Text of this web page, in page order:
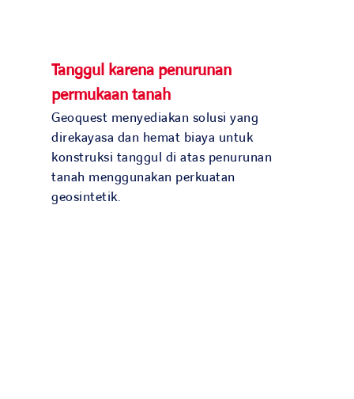
Tanggul karena penurunan
permukaan tanah
Geoquest menyediakan solusi yang
direkayasa dan hemat biaya untuk
konstruksi tanggul di atas penurunan
tanah menggunakan perkuatan
geosintetik.